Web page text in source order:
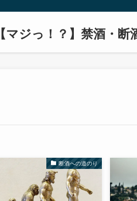
【マジっ！？】禁酒・断
断酒への道のり